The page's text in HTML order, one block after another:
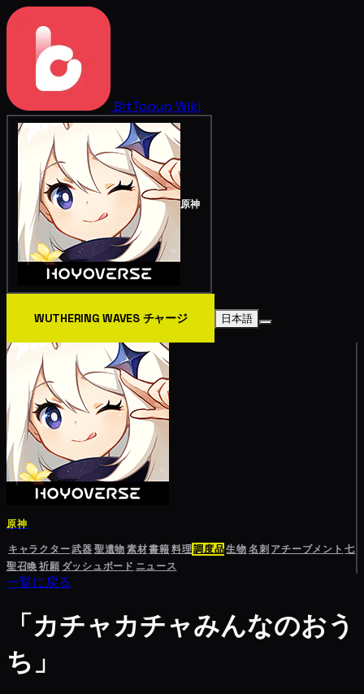
BitTopup Wiki
原神
WUTHERING WAVES チャージ 日本語
原神
キャラクター武器聖遺物素材書籍料理調度品生物名刺 アチーブメント 七
聖召喚祈願 ダッシュボード ニュース
一覧に戻る
「カチャカチャみんなのおう
ち」